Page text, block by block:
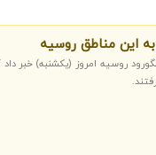
به این مناطق روسیه
روسیه امروز (یکشنبه) خبر